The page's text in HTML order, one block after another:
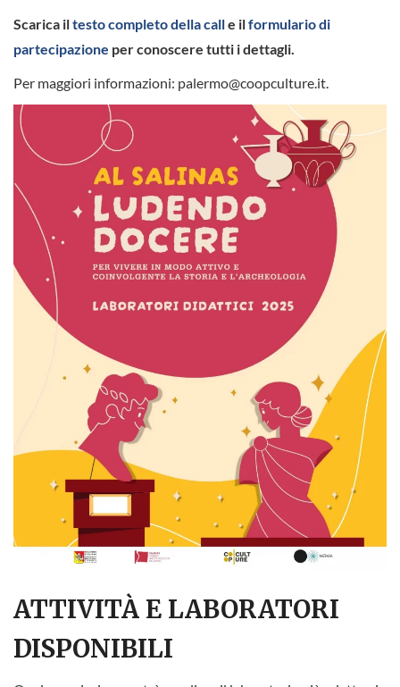
Scarica iltesto completo della calle ilformulario di
partecipazione per conoscere tutti i dettagli.
Per maggiori informazioni: palermo@coopculture.it.
ATTIVITÀ E LABORATORI
DISPONIBILI